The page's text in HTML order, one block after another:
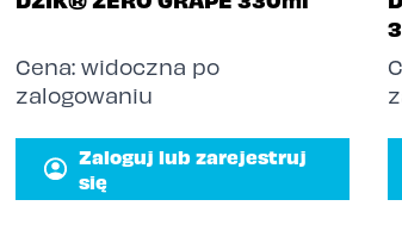
Cena: widoczna po
zalogowaniu
Zaloguj lub zarejestruj
się